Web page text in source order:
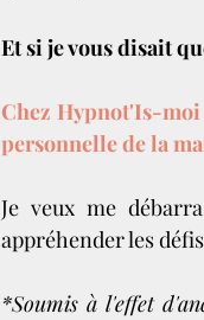
Et si je vous disait
Chez Hypnot'Is-
personnelle de la
Je veux me
appréhender les
*Soumis à l'effet